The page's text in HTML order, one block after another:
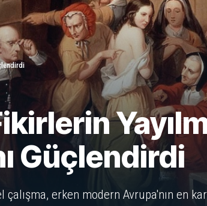
Güçlendirdi
erken modern Avrupa'nın en